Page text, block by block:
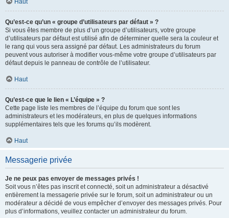
Haut
Qu’est-ce qu’un « groupe d’utilisateurs par défaut » ?
Si vous êtes membre de plus d’un groupe d’utilisateurs, votre groupe
d’utilisateurs par défaut est utilisé afin de déterminer quelle sera la couleur et
le rang qui vous sera assigné par défaut. Les administrateurs du forum
peuvent vous autoriser à modifier vous-même votre groupe d’utilisateurs par
défaut depuis le panneau de contrôle de l’utilisateur.
Haut
Qu’est-ce que le lien « L’équipe » ?
Cette page liste les membres de l’équipe du forum que sont les
administrateurs et les modérateurs, en plus de quelques informations
supplémentaires tels que les forums qu’ils modèrent.
Haut
Messagerie privée
Je ne peux pas envoyer de messages privés !
Soit vous n’êtes pas inscrit et connecté, soit un administrateur a désactivé
entièrement la messagerie privée sur le forum, soit un administrateur ou un
modérateur a décidé de vous empêcher d’envoyer des messages privés. Pour
plus d’informations, veuillez contacter un administrateur du forum.